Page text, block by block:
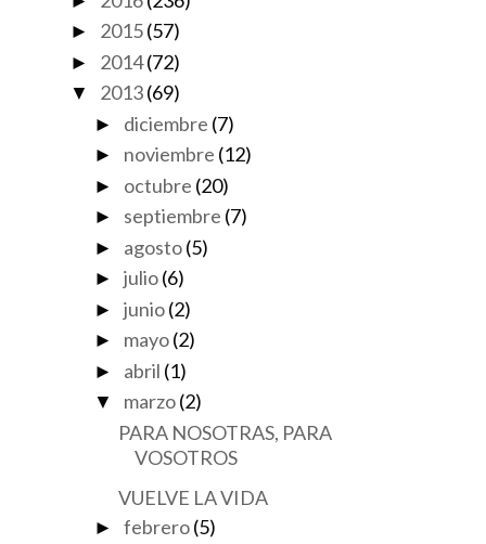
► 2015(57)
► 2014(72)
▼ 2013(69)
► diciembre (7)
► noviembre (12)
► octubre (20)
► septiembre (7)
► agosto (5)
► julio (6)
► junio (2)
► mayo (2)
► abril (1)
▼ marzo (2)
PARA NOSOTRAS, PARA
VOSOTROS
VUELVE LA VIDA
► febrero (5)